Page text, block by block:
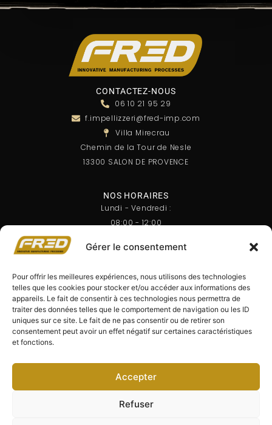
Gérer le consentement
Pour offrir les meilleures expériences, nous utilisons des technologies
telles que les cookies pour stocker et/ou accéder aux informations des
appareils. Le fait de consentir à ces technologies nous permettra de
traiter des données telles que le comportement de navigation ou les ID
uniques sur ce site. Le fait de ne pas consentir ou de retirer son
consentement peut avoir un effet négatif sur certaines caractéristiques
et fonctions.
Accepter
Refuser
CONTACTEZ-NOUS
06 10 21 95 29
f.impellizzeri@fred-imp.com
Villa Mirecrau
Chemin de la Tour de Nesle
13300 SALON DE PROVENCE
NOS HORAIRES
Lundi - Vendredi :
08:00 - 12:00
Samedi - Dimanche :
NEWSLETTER
Recevez nos dernières actualités directement dans votre
boîte mail. Inscrivez-vous à notre newsletter dès maintenant
!
JE M'INSCRIS